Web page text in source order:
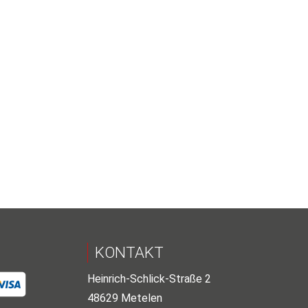
KONTAKT
Heinrich-Schlick-Straße 2
48629 Metelen